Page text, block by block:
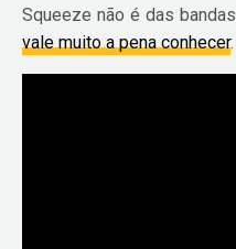
Squeeze não é das
vale muito a pena conhecer